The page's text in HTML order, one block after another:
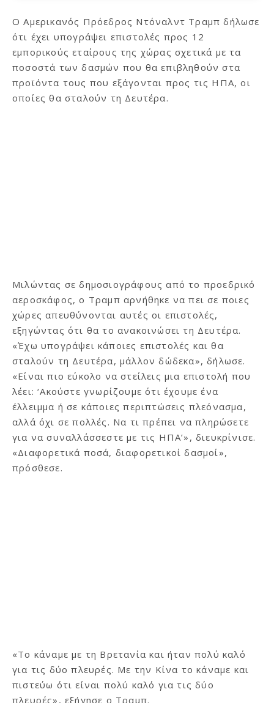
Ο Αμερικανός Πρόεδρος Ντόναλντ Τραμπ δήλωσε
ότι έχει υπογράψει επιστολές προς 12
εμπορικούς εταίρους της χώρας σχετικά με τα
ποσοστά των δασμών που θα επιβληθούν στα
προϊόντα τους που εξάγονται προς τις ΗΠΑ, οι
οποίες θα σταλούν τη Δευτέρα.
Μιλώντας σε δημοσιογράφους από το προεδρικό
αεροσκάφος, ο Τραμπ αρνήθηκε να πει σε ποιες
χώρες απευθύνονται αυτές οι επιστολές,
εξηγώντας ότι θα το ανακοινώσει τη Δευτέρα.
«Έχω υπογράψει κάποιες επιστολές και θα
σταλούν τη Δευτέρα, μάλλον δώδεκα», δήλωσε.
«Είναι πιο εύκολο να στείλεις μια επιστολή που
λέει: ‘Ακούστε γνωρίζουμε ότι έχουμε ένα
έλλειμμα ή σε κάποιες περιπτώσεις πλεόνασμα,
αλλά όχι σε πολλές. Να τι πρέπει να πληρώσετε
για να συναλλάσσεστε με τις ΗΠΑ’», διευκρίνισε.
«Διαφορετικά ποσά, διαφορετικοί δασμοί»,
πρόσθεσε.
«Το κάναμε με τη Βρετανία και ήταν πολύ καλό
για τις δύο πλευρές. Με την Κίνα το κάναμε και
πιστεύω ότι είναι πολύ καλό για τις δύο
πλευρές», εξήγησε ο Τραμπ.